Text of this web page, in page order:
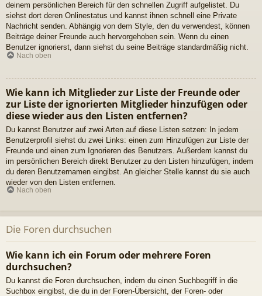
deinem persönlichen Bereich für den schnellen Zugriff aufgelistet. Du
siehst dort deren Onlinestatus und kannst ihnen schnell eine Private
Nachricht senden. Abhängig von dem Style, den du verwendest, können
Beiträge deiner Freunde auch hervorgehoben sein. Wenn du einen
Benutzer ignorierst, dann siehst du seine Beiträge standardmäßig nicht.
Nach oben
Wie kann ich Mitglieder zur Liste der Freunde oder
zur Liste der ignorierten Mitglieder hinzufügen oder
diese wieder aus den Listen entfernen?
Du kannst Benutzer auf zwei Arten auf diese Listen setzen: In jedem
Benutzerprofil siehst du zwei Links: einen zum Hinzufügen zur Liste der
Freunde und einen zum Ignorieren des Benutzers. Außerdem kannst du
im persönlichen Bereich direkt Benutzer zu den Listen hinzufügen, indem
du deren Benutzernamen eingibst. An gleicher Stelle kannst du sie auch
wieder von den Listen entfernen.
Nach oben
Die Foren durchsuchen
Wie kann ich ein Forum oder mehrere Foren
durchsuchen?
Du kannst die Foren durchsuchen, indem du einen Suchbegriff in die
Suchbox eingibst, die du in der Foren-Übersicht, der Foren- oder